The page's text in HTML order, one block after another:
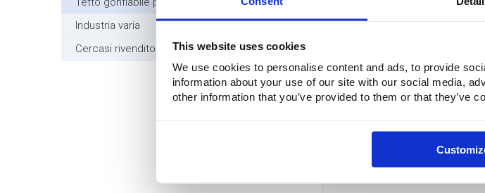
This website uses cookies
We use cookies to personalise content and ads, to provide
information about your use of our site with our social media,
other information that you’ve provided to them or that they’ve
Industria varia
Cercasi rivenditori/distributori
Avete domande o volete
Ma è ancora più facile:
Azienda
*